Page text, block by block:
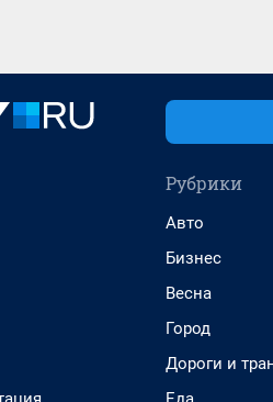
Рубрики
Авто
Бизнес
Весна
Город
Дороги и